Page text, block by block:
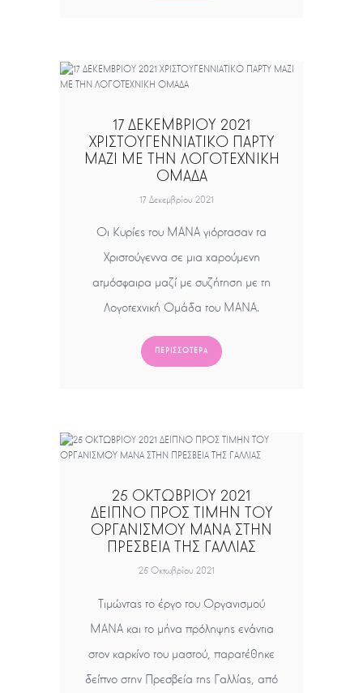
17 ΔΕΚΕΜΒΡΙΟΥ 2021
ΧΡΙΣΤΟΥΓΕΝΝΙΑΤΙΚΟ ΠΑΡΤΥ
ΜΑΖΙ ΜΕ ΤΗΝ ΛΟΓΟΤΕΧΝΙΚΗ
ΟΜΑΔΑ
17 Δεκεμβρίου 2021
Οι Κυρίες του ΜΑΝΑ γιόρτασαν τα
Χριστούγεννα σε μια χαρούμενη
ατμόσφαιρα μαζί με συζήτηση με τη
Λογοτεχνική Ομάδα του ΜΑΝΑ.
ΠΕΡΙΣΣΌΤΕΡΑ
25 ΟΚΤΩΒΡΙΟΥ 2021
ΔΕΙΠΝΟ ΠΡΟΣ ΤΙΜΗΝ ΤΟΥ
ΟΡΓΑΝΙΣΜΟΥ ΜΑΝΑ ΣΤΗΝ
ΠΡΕΣΒΕΙΑ ΤΗΣ ΓΑΛΛΙΑΣ
25 Οκτωβρίου 2021
Τιμώντας το έργο του Οργανισμού
ΜΑΝΑ και το μήνα πρόληψης ενάντια
στον καρκίνο του μαστού, παρατέθηκε
δείπνο στην Πρεσβεία της Γαλλίας, από